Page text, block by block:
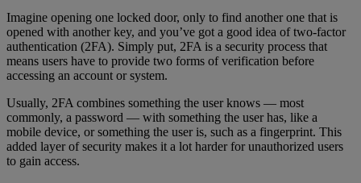
Imagine opening one locked door, only to find another one that is
opened with another key, and you’ve got a good idea of two-factor
authentication (2FA). Simply put, 2FA is a security process that
means users have to provide two forms of verification before
accessing an account or system.
Usually, 2FA combines something the user knows — most
commonly, a password — with something the user has, like a
mobile device, or something the user is, such as a fingerprint. This
added layer of security makes it a lot harder for unauthorized users
to gain access.